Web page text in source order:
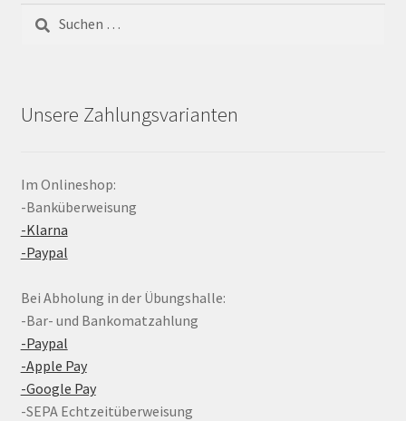
Suchen
nach:
Unsere Zahlungsvarianten
Im Onlineshop:
-Banküberweisung
-Klarna
-Paypal
Bei Abholung in der Übungshalle:
-Bar- und Bankomatzahlung
-Paypal
-Apple Pay
-Google Pay
-SEPA Echtzeitüberweisung